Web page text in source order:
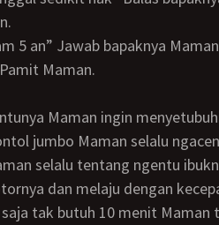
5 an” Jawab bapaknya
Pamit Maman.
jumbo Maman selalu
selalu tentang ngentu
tak butuh 10 menit Maman